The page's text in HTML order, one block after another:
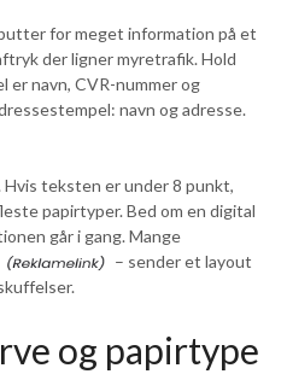
for meget information på et
der ligner myretrafik. Hold
navn, CVR-nummer og
navn og adresse.
teksten er under 8 punkt,
papirtyper. Bed om en digital
går i gang. Mange
– sender et layout
og papirtype